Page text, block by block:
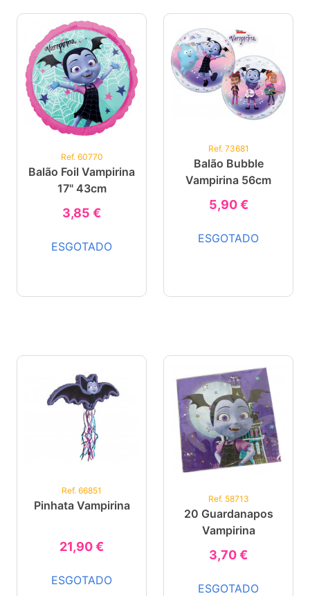
Ref. 60770
Balão Foil Vampirina
17" 43cm
3,85 €
ESGOTADO
Ref. 73681
Balão Bubble
Vampirina 56cm
5,90 €
ESGOTADO
Ref. 66851
Pinhata Vampirina
21,90 €
ESGOTADO
Ref. 58713
20 Guardanapos
Vampirina
3,70 €
ESGOTADO